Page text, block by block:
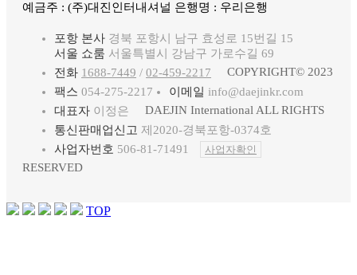
예금주 : (주)대진인터내셔널 은행명 : 우리은행
포항 본사 경북 포항시 남구 효성로 15번길 15
서울 쇼룸 서울특별시 강남구 가로수길 69
전화 1688-7449 / 02-459-2217
팩스 054-275-2217 이메일 info@daejinkr.com
대표자 이정은
통신판매업신고 제2020-경북포항-0374호
사업자번호 506-81-71491 사업자확인
COPYRIGHT© 2023
DAEJIN International ALL RIGHTS
RESERVED
TOP